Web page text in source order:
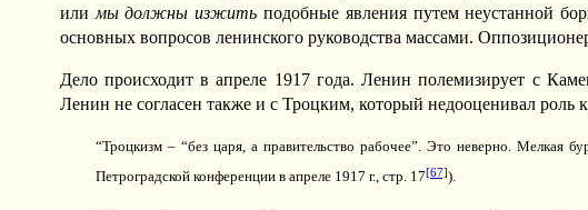
или мы должны изжить подобные явления путем неустанной
основных вопросов ленинского руководства массами.
Дело происходит в апреле 1917 года. Ленин полемизирует с
Ленин не согласен также и с Троцким, который недооценивал роль
“Троцкизм – “без царя, а правительство рабочее”. Это неверно. Мелкая
Петроградской конференции в апреле 1917 г., стр. 17[67]).